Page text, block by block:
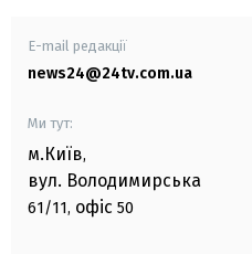
E-mail редакції
news24@24tv.com.ua
Ми тут:
м.Київ,
вул. Володимирська
61/11, офіс 50